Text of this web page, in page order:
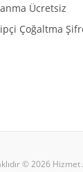
Ücretsiz
Çoğaltma
© 2026 Hizmet